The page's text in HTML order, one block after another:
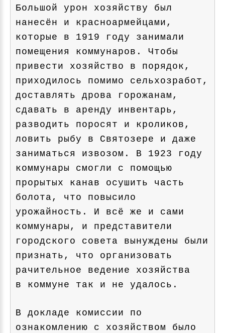
Большой урон хозяйству был
нанесён и красноармейцами,
которые в 1919 году занимали
помещения коммунаров. Чтобы
привести хозяйство в порядок,
приходилось помимо сельхозработ,
доставлять дрова горожанам,
сдавать в аренду инвентарь,
разводить поросят и кроликов,
ловить рыбу в Святозере и даже
заниматься извозом. В 1923 году
коммунары смогли с помощью
прорытых канав осушить часть
болота, что повысило
урожайность. И всё же и сами
коммунары, и представители
городского совета вынуждены были
признать, что организовать
рачительное ведение хозяйства
в коммуне так и не удалось.
В докладе комиссии по
ознакомлению с хозяйством было